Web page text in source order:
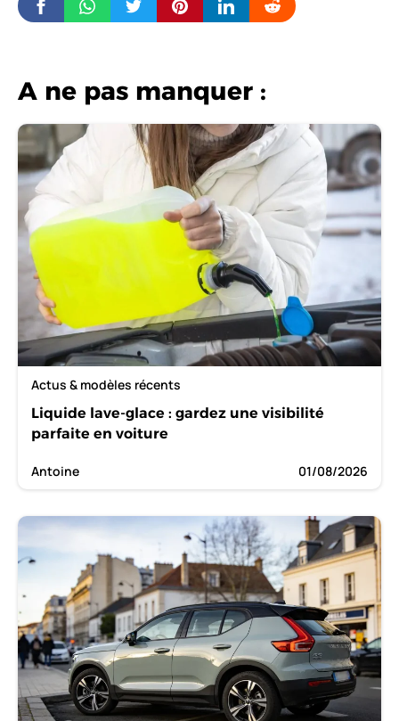
A ne pas manquer :
Actus & modèles récents
Liquide lave-glace : gardez une visibilité
parfaite en voiture
Antoine 01/08/2026